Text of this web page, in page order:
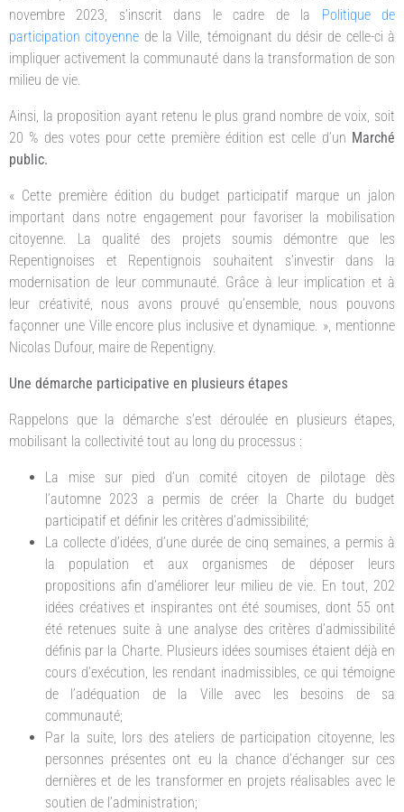
novembre 2023, s’inscrit dans le cadre de la Politique de
participation citoyenne de la Ville, témoignant du désir de celle-ci à
impliquer activement la communauté dans la transformation de son
milieu de vie.
Ainsi, la proposition ayant retenu le plus grand nombre de voix, soit
20 % des votes pour cette première édition est celle d’un Marché
public.
« Cette première édition du budget participatif marque un jalon
important dans notre engagement pour favoriser la mobilisation
citoyenne. La qualité des projets soumis démontre que les
Repentignoises et Repentignois souhaitent s’investir dans la
modernisation de leur communauté. Grâce à leur implication et à
leur créativité, nous avons prouvé qu’ensemble, nous pouvons
façonner une Ville encore plus inclusive et dynamique. », mentionne
Nicolas Dufour, maire de Repentigny.
Une démarche participative en plusieurs étapes
Rappelons que la démarche s’est déroulée en plusieurs étapes,
mobilisant la collectivité tout au long du processus :
La mise sur pied d’un comité citoyen de pilotage dès
l’automne 2023 a permis de créer la Charte du budget
participatif et définir les critères d’admissibilité;
La collecte d’idées, d’une durée de cinq semaines, a permis à
la population et aux organismes de déposer leurs
propositions afin d’améliorer leur milieu de vie. En tout, 202
idées créatives et inspirantes ont été soumises, dont 55 ont
été retenues suite à une analyse des critères d’admissibilité
définis par la Charte. Plusieurs idées soumises étaient déjà en
cours d’exécution, les rendant inadmissibles, ce qui témoigne
de l’adéquation de la Ville avec les besoins de sa
communauté;
Par la suite, lors des ateliers de participation citoyenne, les
personnes présentes ont eu la chance d’échanger sur ces
dernières et de les transformer en projets réalisables avec le
soutien de l’administration;